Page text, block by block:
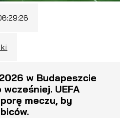
w Budapeszcie
UEFA
meczu, by